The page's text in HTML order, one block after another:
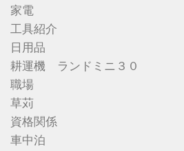
家電
工具紹介
日用品
耕運機 ランドミニ３０
職場
草苅
資格関係
車中泊